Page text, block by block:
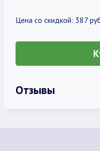
Цена со скидкой: 387
Отзывы